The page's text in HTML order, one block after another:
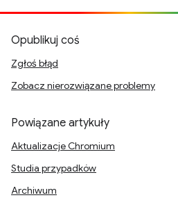
Opublikuj coś
Zgłoś błąd
Zobacz nierozwiązane problemy
Powiązane artykuły
Aktualizacje Chromium
Studia przypadków
Archiwum